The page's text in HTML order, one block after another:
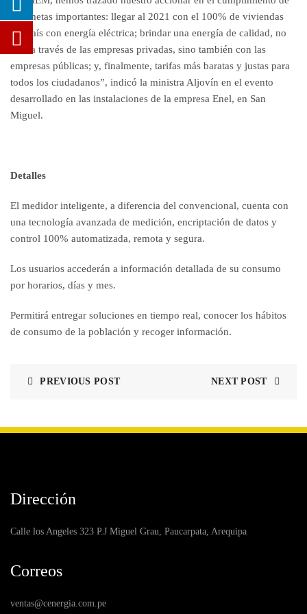
tres metas importantes: llegar al 2021 con el 100% de viviendas
del país con energía eléctrica; brindar una energía de calidad, no
solo a través de las empresas privadas, sino también con las
empresas públicas; y, finalmente, tarifas más baratas y justas para
todos los ciudadanos”, indicó la ministra Aljovín en el evento
desarrollado en las instalaciones de la empresa Enel, en San
Miguel.
Detalles
El medidor inteligente, a diferencia del convencional, cuenta con
una tecnología avanzada de medición, encriptación de datos y
control 100% automatizada, remota y segura.
Los usuarios accederán a información detallada de su consumo
por horarios, días y mes.
Permitirá entregar soluciones en tiempo real, conocer los hábitos
de consumo de la población y recoger información.
PREVIOUS POST NEXT POST
Dirección
Calle los Angeles 323 P.J Miguel Grau, Paucarpata, Arequipa
Correos
ventas@cenergia.com.pe